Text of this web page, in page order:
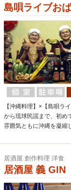
島唄ライブお
【沖縄料理】×【島唄ラ
から琉球民謡まで、初め
雰囲気ともに沖縄を凝縮
居酒屋 創作料理 洋食
居酒屋 義 GIN